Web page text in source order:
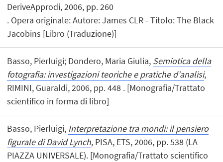
DeriveApprodi, 2006, pp. 260
. Opera originale: Autore: James CLR - Titolo: The Black
Jacobins [Libro (Traduzione)]
Basso, Pierluigi; Dondero, Maria Giulia, Semiotica della
fotografia: investigazioni teoriche e pratiche d'analisi,
RIMINI, Guaraldi, 2006, pp. 448 . [Monografia/Trattato
scientifico in forma di libro]
Basso, Pierluigi, Interpretazione tra mondi: il pensiero
figurale di David Lynch, PISA, ETS, 2006, pp. 538 (LA
PIAZZA UNIVERSALE). [Monografia/Trattato scientifico